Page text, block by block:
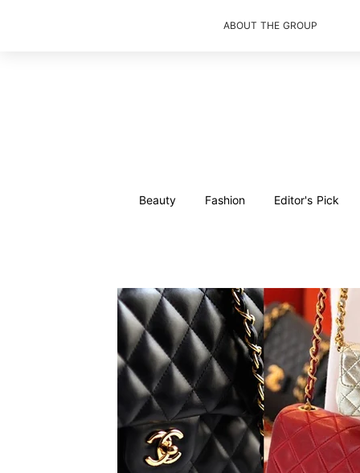
ABOUT THE GROUP
Beauty Fashion Editor's Pick